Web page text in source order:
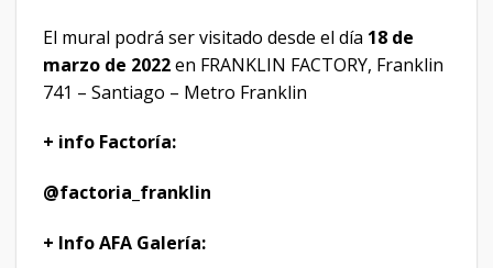
El mural podrá ser visitado desde el día 18 de
marzo de 2022en FRANKLIN FACTORY, Franklin
741 – Santiago – Metro Franklin
+ info Factoría:
@factoria_franklin
+ Info AFA Galería: